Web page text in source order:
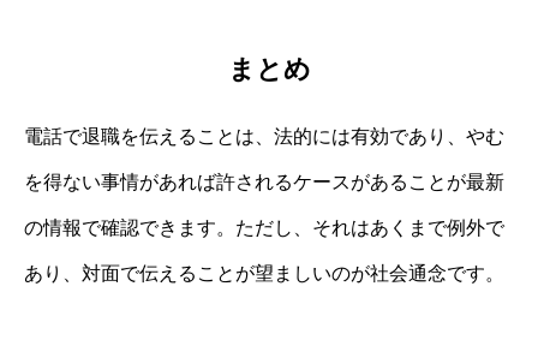
まとめ
電話で退職を伝えることは、法的には有効であり、やむ
を得ない事情があれば許されるケースがあることが最新
の情報で確認できます。ただし、それはあくまで例外で
あり、対面で伝えることが望ましいのが社会通念です。